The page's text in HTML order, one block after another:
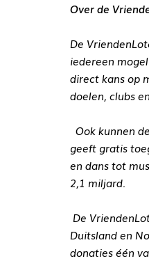
Over de
De
iedereen
direct kans op
doelen, clubs
Ook kunnen
geeft gratis
en dans tot
2,1 miljard.
De
Duitsland en
donaties één